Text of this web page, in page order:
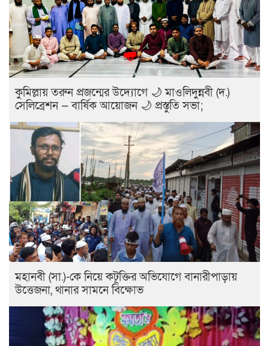
কুমিল্লায় তরুন প্রজন্মের উদ্যোগে 🌙 মাওলিদুন্নবী (দ.)
সেলিব্রেশন — বার্ষিক আয়োজন 🌙 প্রস্তুতি সভা;
মহানবী (সা.)-কে নিয়ে কটূক্তির অভিযোগে বানারীপাড়ায়
উত্তেজনা, থানার সামনে বিক্ষোভ